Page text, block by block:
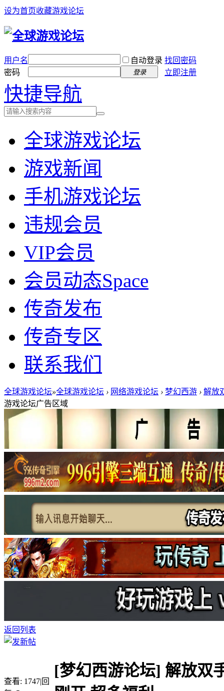
设为首页收藏游戏论坛
用户名 自动登录 找回密码
密码
登录 立即注册
快捷导航
全球游戏论坛
游戏新闻
手机游戏论坛
违规会员
VIP会员
会员动态Space
传奇发布
传奇专区
联系我们
全球游戏论坛»全球游戏论坛 › 网络游戏论坛 › 梦幻西游 › 解放
游戏论坛广告区域
返回列表
查看: 1747|回
[梦幻西游论坛] 解放双